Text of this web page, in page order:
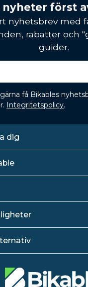
nyheter först
nyhetsbrev med
rabatter och
guider.
få Bikables
Integritetspolicy.
dig